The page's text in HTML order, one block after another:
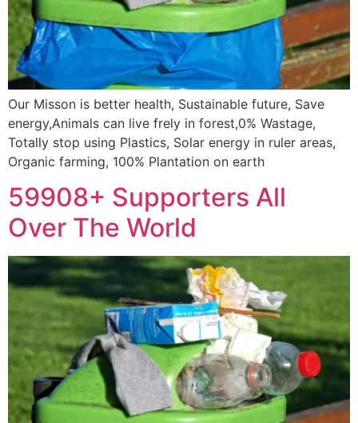
Our Misson is better health, Sustainable future, Save
energy,Animals can live frely in forest,0% Wastage,
Totally stop using Plastics, Solar energy in ruler areas,
Organic farming, 100% Plantation on earth
59908+ Supporters All
Over The World